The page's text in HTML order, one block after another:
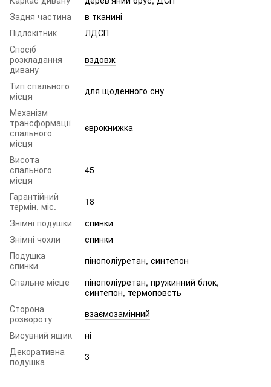
Задня частина
в тканині
Підлокітник
ЛДСП
Спосіб
розкладання
дивану
вздовж
Тип спального
місця
для щоденного сну
Механізм
трансформації
спального
місця
єврокнижка
Висота
спального
місця
45
Гарантійний
термін, міс.
18
Знімні подушки
спинки
Знімні чохли
спинки
Подушка
спинки
пінополіуретан, синтепон
Спальне місце
пінополіуретан, пружинний блок,
синтепон, термоповсть
Сторона
розвороту
взаємозамінний
Висувний ящик
ні
Декоративна
подушка
3